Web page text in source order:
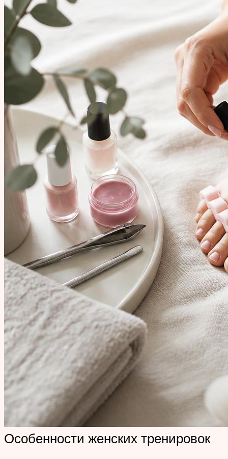
Особенности женских тренировок